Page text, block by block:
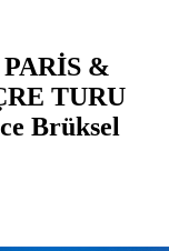
&
TURU
Brüksel